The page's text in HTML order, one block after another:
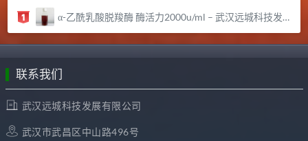
α-乙酰乳酸脱羧酶 酶活力2000u/ml – 武汉远城科技发展有限公司
联系我们
武汉远城科技发展有限公司
武汉市武昌区中山路496号